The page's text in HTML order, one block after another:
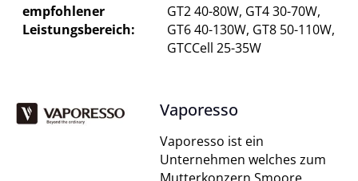
empfohlener
Leistungsbereich:
GT2 40-80W, GT4 30-70W,
GT6 40-130W, GT8 50-110W,
GTCCell 25-35W
Vaporesso
Vaporesso ist ein
Unternehmen welches zum